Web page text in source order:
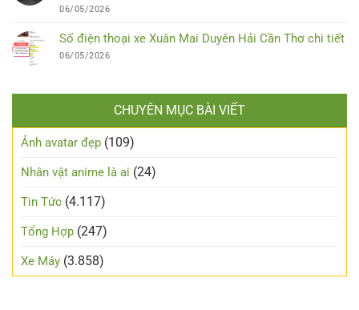
06/05/2026
Số điện thoại xe Xuân Mai Duyên Hải Cần Thơ chi tiết
06/05/2026
CHUYÊN MỤC BÀI VIẾT
Ảnh avatar đẹp (109)
Nhân vật anime là ai (24)
Tin Tức (4.117)
Tổng Hợp (247)
Xe Máy (3.858)